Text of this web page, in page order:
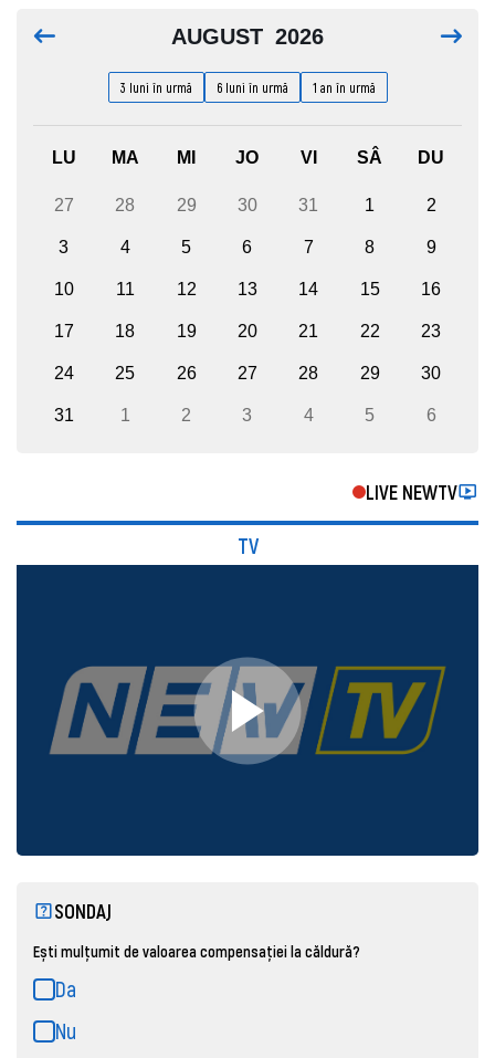
AUGUST 2026
3 luni în urmă 6 luni în urmă 1 an în urmă
LU MA MI JO VI SÂ DU
27 28 29 30 31 1 2
3 4 5 6 7 8 9
10 11 12 13 14 15 16
17 18 19 20 21 22 23
24 25 26 27 28 29 30
31 1 2 3 4 5 6
LIVE NEWTV
TV
SONDAJ
Ești mulțumit de valoarea compensației la căldură?
Da
Nu